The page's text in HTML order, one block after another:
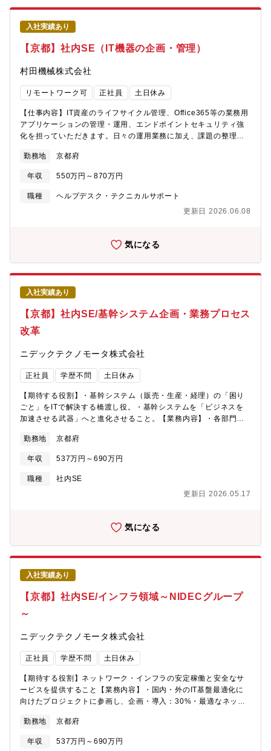
援・大規模インシデントの発生時の検証、再発防止策定支援■クラ
の整備やクラウドセキュリティ診断・クラウドプロバイダーへの
信頼性評価（ISMAP対応支援）■データ＆プライバシー・業種業態
に応じたプライバシー規制対応や情報管理の枠組みの構築支援・
クトリスクアドバイザリー・大規模システム構築に関するプロジ
ェクトリスクの第三者評価及び提言・プロジェクト期間を通じた
オフサイトモニタリングと提言など【企業担当者補足】最近で
は、自動運転×セキュリティの構築や生成AIガバナンスをテーマと
した案件が増加傾向にございます。これらの領域に関心がある方
のご応募もお待ちしております。現代社会において、AIやクラウ
す。一方で、企業や大規模な組織がこれらの恩恵を享受するには
必要がございます。RA部では、このリスクと正しく付き合い、最
大限恩恵を享受できる体制を構築していくための支援を行ってお
入社実績あり
【京都】社内SE（IT機器の企画・管理）
村田機械株式会社
リモートワーク可 正社員 土日休み
【仕事内容】IT資産のライフサイクル管理、Office365等の業務用
アプリケーションの管理・運用、エンドポイントセキュリティ強
化を担っていただきます。日々の運用業務に加え、課題の整理や
す。【仕事の詳細、身につくスキル】入社後は下記いずれかを担
当いただきます。①IT資産ライフサイクル管理・PC・端末・周辺
機器等のIT資産に関する全社的な管理方針の策定・導入から更
新、廃棄までのライフサイクル管理の計画立案と改善②共通業務
ケーションの運用方針策定および管理・バージョン更新や機能導
ティ強化・セキュリティパッチ適用の徹底・Office365テナントの
セキュリティ対策強化【仕事のやりがい・魅力】全社で利用され
るIT環境を支える、基盤づくりに携わるポジションです。自ら整
備・改善した仕組みが、社員の業務効率向上や安定した業務運営
に直結することを実感できます。また、既存運用の維持だけでな
く、改善活動や新たな仕組みづくりにも積極的に関われるため、
裁量を持って仕事に取り組めます。【出張頻度】出張先は国内外
の村田機械グループ拠点国内は月1～2日程度。日帰り～1泊程度今
後海外出張も可能性あり海外訪問先：台湾、中国など主要拠点を
約34ヶ所以上
勤務地 京都府
年収 550万円～870万円
職種
ヘルプデスク・テクニカルサポート
更新日 2026.06.08
気になる
入社実績あり
【京都】社内SE/基幹システム企画・業務プロセス
改革
ニデックテクノモータ株式会社
正社員 学歴不問 土日休み
【期待する役割】・基幹システム（販売・生産・経理）の「困り
ごと」をITで解決する橋渡し役。・基幹システムを「ビジネスを
加速させる武器」へと進化させること。【業務内容】・各部門の
ステムの改修が必要な場合の要件定義：20%・BIツール等を用い
た、基幹データの可視化（データドリブン経営の推進）：30%・
システム導入後の定着化支援、およびマニュアル整備：20%【組
織構成】情報システム部第1グループ（京都・福井）: 企画、設計
名、福井に3名が在籍。第2グループ（九州）: ERP運用保守、情
籍。【同社で働く魅力】定年60歳、再雇用65歳までとなります
が、役職定年はありません。年齢だけの理由による降格や給与ダ
ウンはありませんので、長期的にキャリアを形成していただけま
す。【同社について】世界No.1の総合モーターメーカーニデック
のグループ会社です。同グループ内に於いても、事業分野として
非常に重要なポジションを占めており、海外への積極的な展開を
続けています。家電用モータ、及び産業用モータに特化し、エア
コン用ブラシレスDCモータにおいては、世界トップシェアを獲得
しています。高い技術力と品質を備えたより良い製品を生み出す
勤務地 京都府
年収 537万円～690万円
職種
社内SE
更新日 2026.05.17
気になる
入社実績あり
【京都】社内SE/インフラ領域～NIDECグループ
～
ニデックテクノモータ株式会社
正社員 学歴不問 土日休み
【期待する役割】ネットワーク・インフラの安定稼働と安全なサ
ービスを提供すること【業務内容】・国内・外のIT基盤最適化に
向けたプロジェクトに参画し、企画・導入：30%・最適なネット
築の実施：20％・構内ネットワーク運用保守：50%)※最初は運用
保守業務を経験して頂いた後に各プロジェクトに参加していただ
きます【組織構成】情報システム部第1グループ（京都・福井）:
勤務地 京都府
年収 537万円～690万円